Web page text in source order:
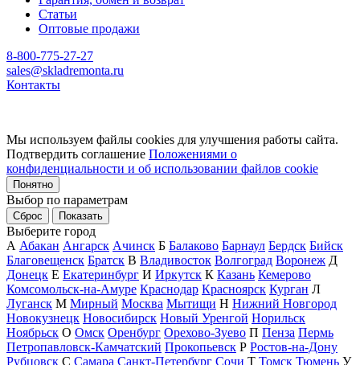
Статьи
Оптовые продажи
8-800-775-27-27
sales@skladremonta.ru
Контакты
Мы используем файлы cookies для улучшения работы сайта.
Подтвердить соглашение Положениями о
конфиденциальности и об использовании файлов cookie
Понятно
Выбор по параметрам
Сброс Показать
Выберите город
А Абакан Ангарск Ачинск Б Балаково Барнаул Бердск Бийск
Благовещенск Братск В Владивосток Волгоград Воронеж Д
Донецк Е Екатеринбург И Иркутск К Казань Кемерово
Комсомольск-на-Амуре Краснодар Красноярск Курган Л
Луганск М Мирный Москва Мытищи Н Нижний Новгород
Новокузнецк Новосибирск Новый Уренгой Норильск
Ноябрьск О Омск Оренбург Орехово-Зуево П Пенза Пермь
Петропавловск-Камчатский Прокопьевск Р Ростов-на-Дону
Рубцовск С Самара Санкт-Петербург Сочи Т Томск Тюмень У